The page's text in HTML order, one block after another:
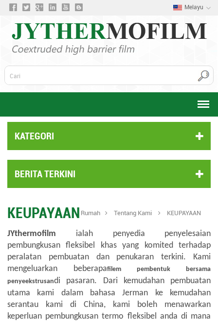
Melayu
KATEGORI
BERITA TERKINI
KEUPAYAAN Rumah Tentang Kami KEUPAYAAN
JYthermofilm
ialah penyedia penyelesaian
pembungkusan fleksibel khas yang komited terhadap
peralatan pembuatan dan penukaran terkini. Kami
mengeluarkan beberapafilem pembentuk bersama
penyeekstrusandi pasaran. Dari kemudahan pembuatan
utama kami dalam bahasa Jerman ke kemudahan
serantau kami di China, kami boleh menawarkan
keperluan pembungkusan termo fleksibel anda di mana